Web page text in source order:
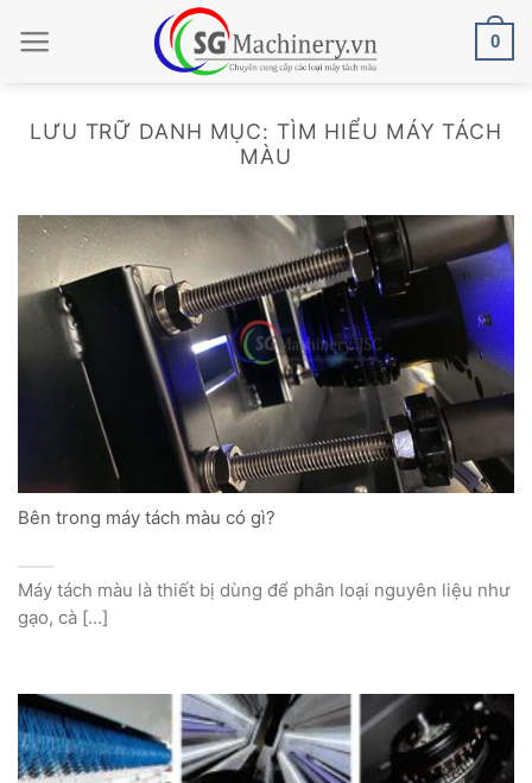
qua
0
LƯU TRỮ DANH MỤC: TÌM HIỂU MÁY TÁCH
MÀU
Bên trong máy tách màu có gì?
Máy tách màu là thiết bị dùng để phân loại nguyên liệu như
gạo, cà [...]